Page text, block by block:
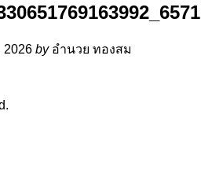
2026 byอำนวย ทองสม